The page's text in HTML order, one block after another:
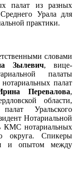
палат из разных
Урала для
практики.
словами
Зылевич, вице-
палаты
палат
Перевалова,
области,
Уральского
Нотариальной
КМС нотариальных
округа. Спикеры
и опытом между